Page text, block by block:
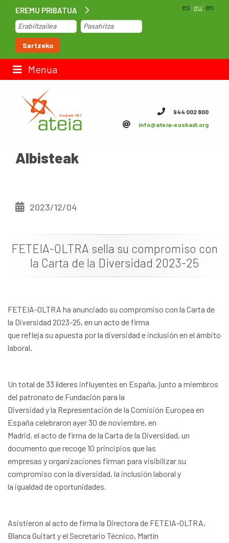
EREMU PRIBATUA
Sartzeko
es eu en
Menua
Hasiera
Lan-poltsa
Kontaktua
Dokumentazioa
Albisteak
944 002 800
info@ateia-euskadi.org
Albisteak
2023/12/04
FETEIA-OLTRA sella su compromiso con
la Carta de la Diversidad 2023-25
FETEIA-OLTRA ha anunciado su compromiso con la Carta de
la Diversidad 2023-25, en un acto de firma
que refleja su apuesta por la diversidad e inclusión en el ámbito
laboral.
Un total de 33 líderes influyentes en España, junto a miembros
del patronato de Fundación para la
Diversidad y la Representación de la Comisión Europea en
España celebraron ayer 30 de noviembre, en
Madrid, el acto de firma de la Carta de la Diversidad, un
documento que recoge 10 principios que las
empresas y organizaciones firman para visibilizar su
compromiso con la diversidad, la inclusión laboral y
la igualdad de oportunidades.
Asistieron al acto de firma la Directora de FETEIA-OLTRA,
Blanca Guitart y el Secretario Técnico, Martín